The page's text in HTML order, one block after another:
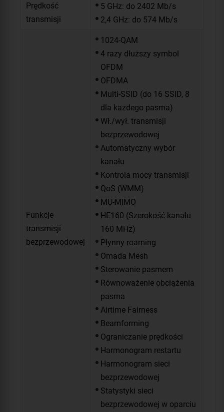
Prędkość
transmisji
5 GHz: do 2402 Mb/s
2,4 GHz: do 574 Mb/s
Funkcje
transmisji
bezprzewodowej
1024-QAM
4 razy dłuższy symbol
OFDM
OFDMA
Multi-SSID (do 16 SSID, 8
dla każdego pasma)
Wł./wył. transmisji
bezprzewodowej
Automatyczny wybór
kanału
Kontrola mocy transmisji
QoS (WMM)
MU-MIMO
HE160 (Szerokość kanału
160 MHz)
Płynny roaming
Omada Mesh
Sterowanie pasmem
Równoważenie obciążenia
pasma
Airtime Fairness
Beamforming
Ograniczanie prędkości
Harmonogram restartu
Harmonogram sieci
bezprzewodowej
Statystyki sieci
bezprzewodowej w oparciu